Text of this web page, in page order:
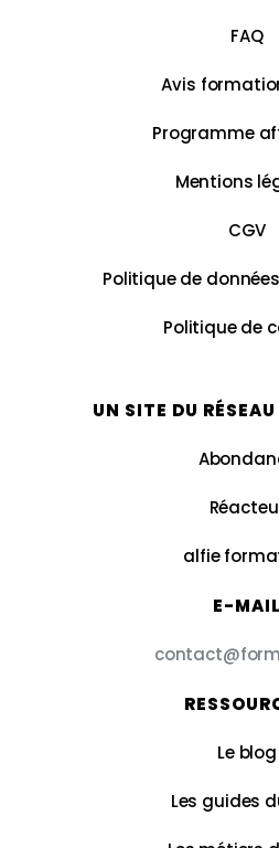
FAQ
Avis
Programme
Mentions
CGV
Politique de
Politique de
UN SITE DU
alfie
E-MAIL
Le blog
Les guides